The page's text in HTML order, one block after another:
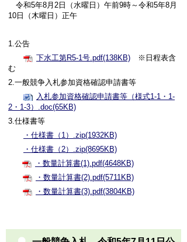
令和5年8月2日（水曜日）午前9時～令和5年8月
10日（木曜日）正午
1.公告
下水工第R5-1号.pdf(138KB)
※日程表含
む
2.一般競争入札参加資格確認申請書等
入札参加資格確認申請書等（様式1-1・1-
2・1-3）.doc(65KB)
3.仕様書等
・仕様書（1）.zip(1932KB)
・仕様書（2）.zip(8695KB)
・数量計算書(1).pdf(4648KB)
・数量計算書(2).pdf(5711KB)
・数量計算書(3).pdf(3804KB)